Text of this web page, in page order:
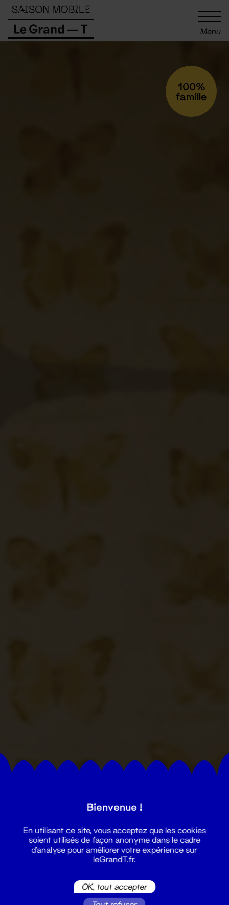
Menu
100%
famille
Panneau de gestion des cookies
Bienvenue !
En utilisant ce site, vous acceptez que les cookies
soient utilisés de façon anonyme dans le cadre
d'analyse pour améliorer votre expérience sur
leGrandT.fr.
OK, tout accepter